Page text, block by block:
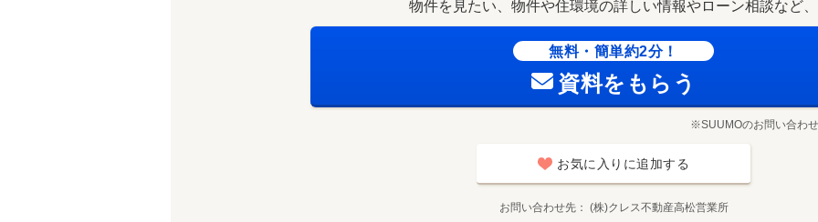
物件を見たい、物件や住環境の詳しい情報やローン相談など、
無料・簡単約2分！
資料をもらう
※SUUMOのお問い合わ
お気に入りに追加する
お問い合わせ先 (株)クレス不動産高松営業所